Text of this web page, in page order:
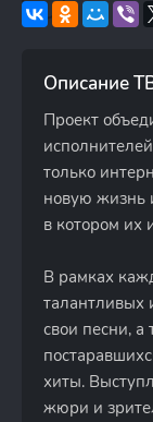
Описание
Проект
только
новую жизнь
в котором их
В рамках
талантливых
свои песни, а
хиты.
жюри и